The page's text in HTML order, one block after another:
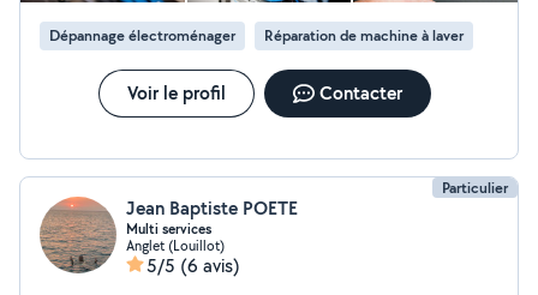
d'équipements (prises, interrupteurs, luminaires,
tableaux électriques). 2. Plomberie : Détection et
réparation de fuites. Débouchage et entretien des
canalisations. Installation et maintenance de systèmes
de plomberie 3. Chauffage : Installation et entretien de
5.Vitrerie Change tout type de vitre
Dépannage électroménager Réparation de machine à laver
Voir le profil Contacter
Particulier
Jean Baptiste POETE
Multi services
Anglet (Louillot)
5/5 (6 avis)